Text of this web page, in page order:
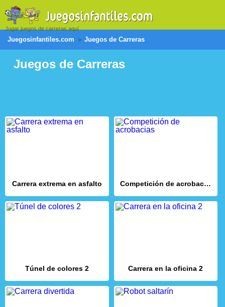
Jugar juegos de carreras aquí
Juegosinfantiles.com Juegos de Carreras
Juegos de Carreras
Carrera extrema en asfalto Competición de acrobacias
Túnel de colores 2 Carrera en la oficina 2